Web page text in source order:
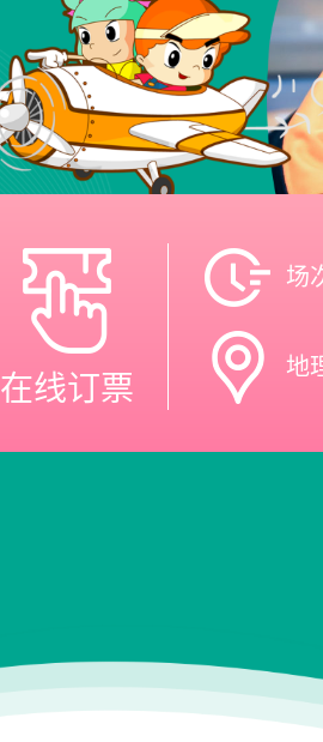
在线订票
场
地